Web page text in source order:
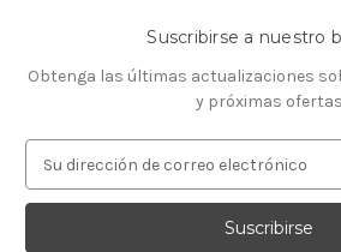
Suscribirse a nuestro
Obtenga las últimas actualizaciones
y próximas ofertas
r